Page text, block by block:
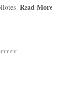
Read More